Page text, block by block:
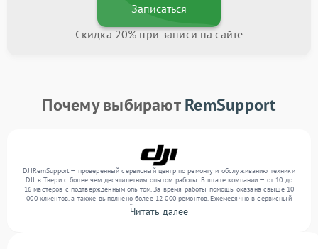
Записаться
Скидка 20% при записи на сайте
Почему выбираютRemSupport
DJIRemSupport — проверенный сервисный центр по ремонту и обслуживанию техники
DJI в Твери с более чем десятилетним опытом работы. В штате компании — от 10 до
16 мастеров с подтвержденным опытом. За время работы помощь оказана свыше 10
000 клиентов, а также выполнено более 12 000 ремонтов. Ежемесячно в сервисный
центр поступает более 300 устройств, включая , , . Мы работаем с широким спектром
неисправностей и предлагаем стабильный уровень сервиса благодаря использованию
Читать далее